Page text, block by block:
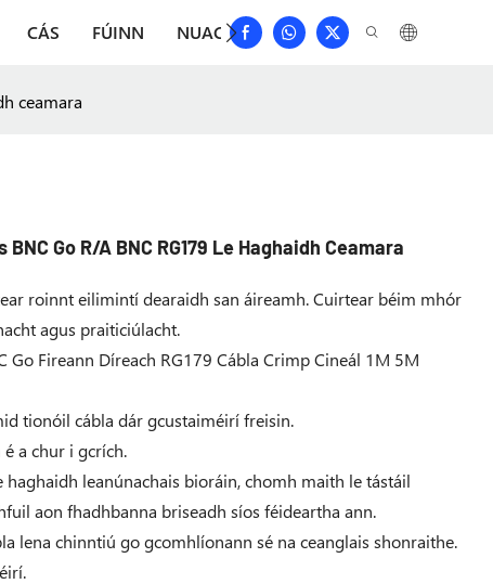
CÁS FÚINN NUACHT ÍOSLÓDÁIL DÉAN
ceamara
Go R/A BNC RG179 Le Haghaidh Ceamara
roinnt eilimintí dearaidh san áireamh. Cuirtear béim mhór
agus praiticiúlacht.
Go Fireann Díreach RG179 Cábla Crimp Cineál 1M 5M
tionóil cábla dár gcustaiméirí freisin.
a chur i gcrích.
leanúnachais bioráin, chomh maith le tástáil
aon fhadhbanna briseadh síos féideartha ann.
lena chinntiú go gcomhlíonann sé na ceanglais shonraithe.